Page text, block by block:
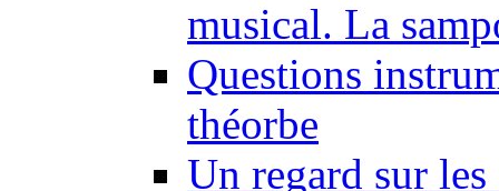
musical. La
Questions
théorbe
Un regard sur